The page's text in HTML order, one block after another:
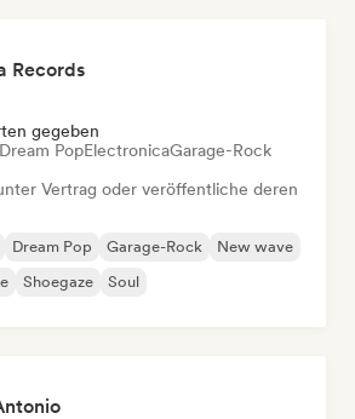
Records
gegeben
Dream PopElectronicaGarage-Rock
Vertrag oder veröffentliche deren
Dream Pop Garage-Rock
New wave
Shoegaze Soul